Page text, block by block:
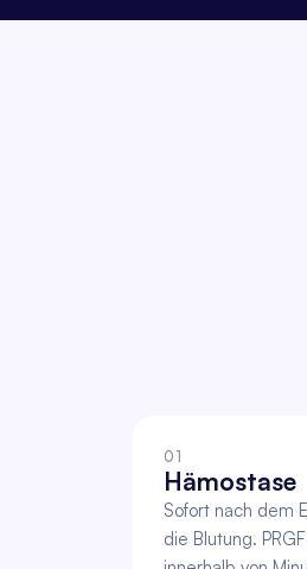
01
Hämostase
Sofort nach dem
die Blutung.